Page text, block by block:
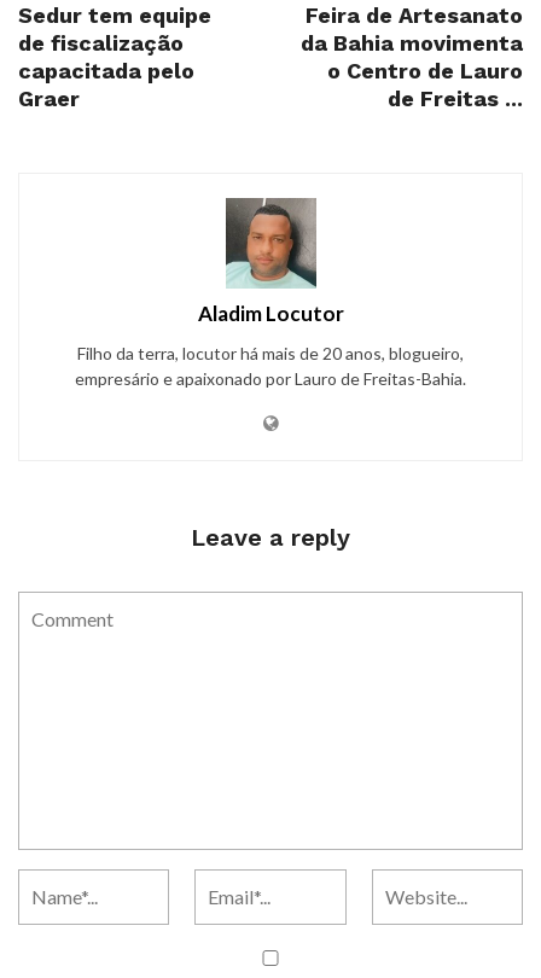
Sedur tem equipe
de fiscalização
capacitada pelo
Graer
Feira de Artesanato
da Bahia movimenta
o Centro de Lauro
de Freitas ...
Aladim Locutor
Filho da terra, locutor há mais de 20 anos, blogueiro,
empresário e apaixonado por Lauro de Freitas-Bahia.
Leave a reply